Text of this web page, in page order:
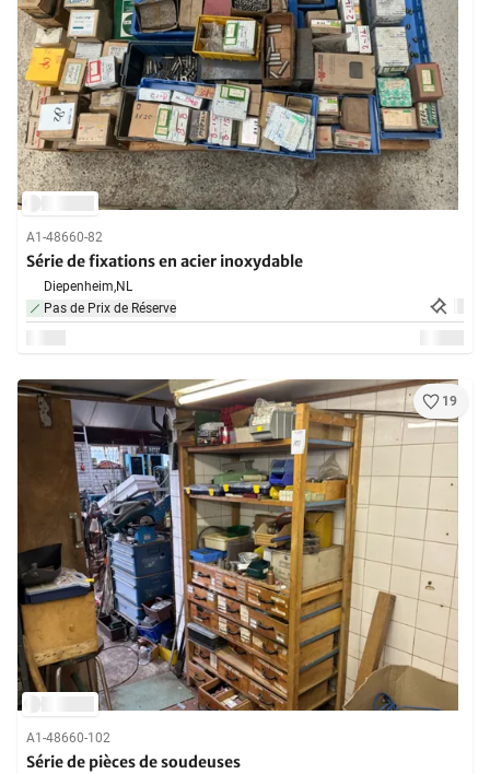
A1-48660-82
Série de fixations en acier inoxydable
Diepenheim,NL
Pas de Prix de Réserve
19
A1-48660-102
Série de pièces de soudeuses